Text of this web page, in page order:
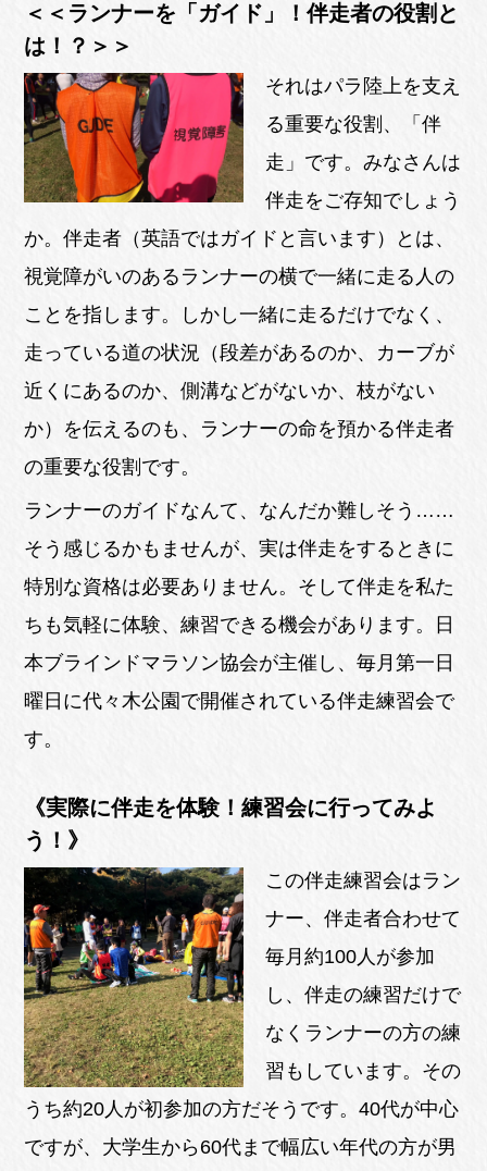
＜＜ランナーを「ガイド」！伴走者の役割と
は！？＞＞
それはパラ陸上を支え
る重要な役割、「伴
走」です。みなさんは
伴走をご存知でしょう
か。伴走者（英語ではガイドと言います）とは、
視覚障がいのあるランナーの横で一緒に走る人の
ことを指します。しかし一緒に走るだけでなく、
走っている道の状況（段差があるのか、カーブが
近くにあるのか、側溝などがないか、枝がない
か）を伝えるのも、ランナーの命を預かる伴走者
の重要な役割です。
ランナーのガイドなんて、なんだか難しそう……
そう感じるかもませんが、実は伴走をするときに
特別な資格は必要ありません。そして伴走を私た
ちも気軽に体験、練習できる機会があります。日
本ブラインドマラソン協会が主催し、毎月第一日
曜日に代々木公園で開催されている伴走練習会で
す。
《実際に伴走を体験！練習会に行ってみよ
う！》
この伴走練習会はラン
ナー、伴走者合わせて
毎月約100人が参加
し、伴走の練習だけで
なくランナーの方の練
習もしています。その
うち約20人が初参加の方だそうです。40代が中心
ですが、大学生から60代まで幅広い年代の方が男